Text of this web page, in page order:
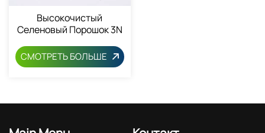
Высокочистый
Селеновый Порошок 3N
СМОТРЕТЬ БОЛЬШЕ